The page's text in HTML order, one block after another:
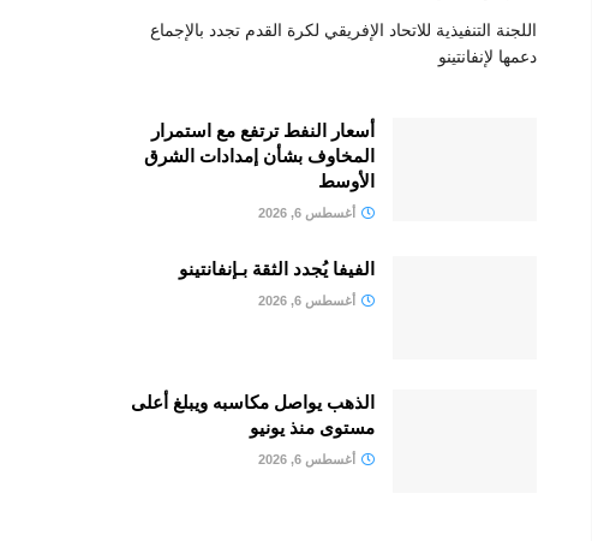
اللجنة التنفيذية للاتحاد الإفريقي لكرة القدم تجدد بالإجماع
دعمها لإنفانتينو
أسعار النفط ترتفع مع استمرار
المخاوف بشأن إمدادات الشرق
الأوسط
أغسطس 6, 2026
الفيفا يُجدد الثقة بـإنفانتينو
أغسطس 6, 2026
الذهب يواصل مكاسبه ويبلغ أعلى
مستوى منذ يونيو
أغسطس 6, 2026